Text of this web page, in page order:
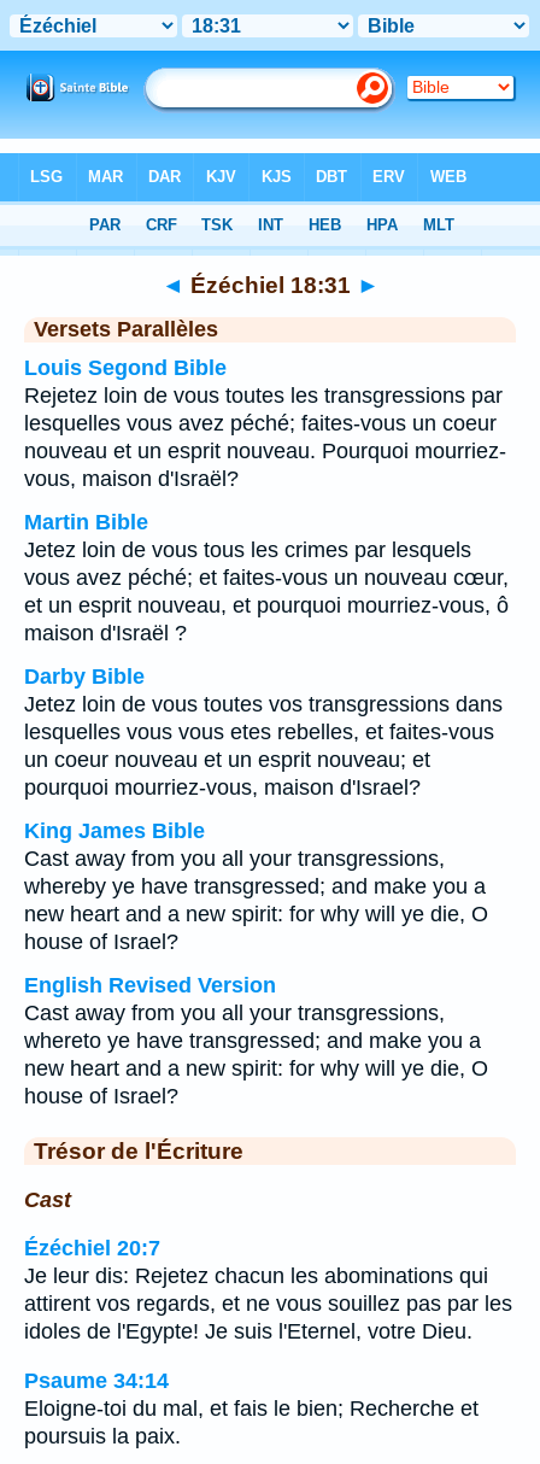
Chapitre 18> Verset 31
◄ Ézéchiel 18:31 ►
Versets Parallèles
Louis Segond Bible
Rejetez loin de vous toutes les transgressions par
lesquelles vous avez péché; faites-vous un coeur
nouveau et un esprit nouveau. Pourquoi mourriez-
vous, maison d'Israël?
Martin Bible
Jetez loin de vous tous les crimes par lesquels
vous avez péché; et faites-vous un nouveau cœur,
et un esprit nouveau, et pourquoi mourriez-vous, ô
maison d'Israël ?
Darby Bible
Jetez loin de vous toutes vos transgressions dans
lesquelles vous vous etes rebelles, et faites-vous
un coeur nouveau et un esprit nouveau; et
pourquoi mourriez-vous, maison d'Israel?
King James Bible
Cast away from you all your transgressions,
whereby ye have transgressed; and make you a
new heart and a new spirit: for why will ye die, O
house of Israel?
English Revised Version
Cast away from you all your transgressions,
whereto ye have transgressed; and make you a
new heart and a new spirit: for why will ye die, O
house of Israel?
Trésor de l'Écriture
Cast
Ézéchiel 20:7
Je leur dis: Rejetez chacun les abominations qui
attirent vos regards, et ne vous souillez pas par les
idoles de l'Egypte! Je suis l'Eternel, votre Dieu.
Psaume 34:14
Eloigne-toi du mal, et fais le bien; Recherche et
poursuis la paix.